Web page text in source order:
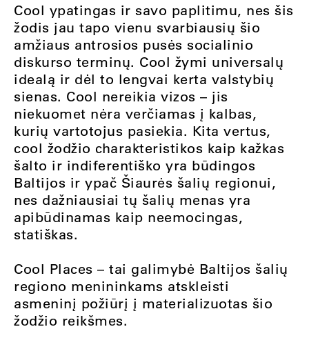
Cool ypatingas ir savo paplitimu, nes šis
žodis jau tapo vienu svarbiausių šio
amžiaus antrosios pusės socialinio
diskurso terminų. Cool žymi universalų
idealą ir dėl to lengvai kerta valstybių
sienas. Cool nereikia vizos – jis
niekuomet nėra verčiamas į kalbas,
kurių vartotojus pasiekia. Kita vertus,
cool žodžio charakteristikos kaip kažkas
šalto ir indiferentiško yra būdingos
Baltijos ir ypač Šiaurės šalių regionui,
nes dažniausiai tų šalių menas yra
apibūdinamas kaip neemocingas,
statiškas.
Cool Places – tai galimybė Baltijos šalių
regiono menininkams atskleisti
asmeninį požiūrį į materializuotas šio
žodžio reikšmes.